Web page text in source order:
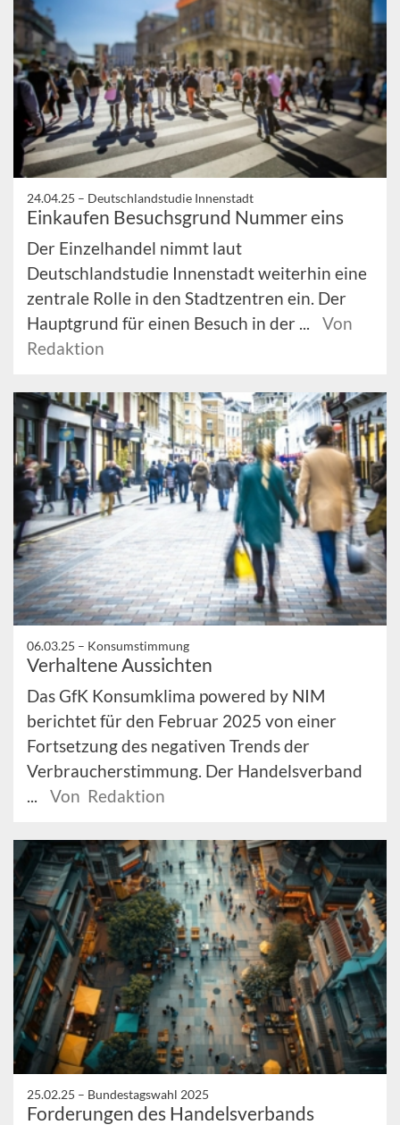
24.04.25 – Deutschlandstudie Innenstadt
Einkaufen Besuchsgrund Nummer eins
Der Einzelhandel nimmt laut
Deutschlandstudie Innenstadt weiterhin eine
zentrale Rolle in den Stadtzentren ein. Der
Hauptgrund für einen Besuch in der ...
Von
Redaktion
06.03.25 – Konsumstimmung
Verhaltene Aussichten
Das GfK Konsumklima powered by NIM
berichtet für den Februar 2025 von einer
Fortsetzung des negativen Trends der
Verbraucherstimmung. Der Handelsverband
...
Von Redaktion
25.02.25 – Bundestagswahl 2025
Forderungen des Handelsverbands